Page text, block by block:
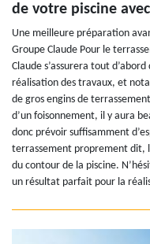
de votre piscine
Une meilleure préparation
Groupe Claude Pour le
Claude s’assurera tout
réalisation des travaux, et
de gros engins de
d’un foisonnement, il y aura
donc prévoir suffisamment
terrassement proprement dit,
du contour de la piscine.
un résultat parfait pour la